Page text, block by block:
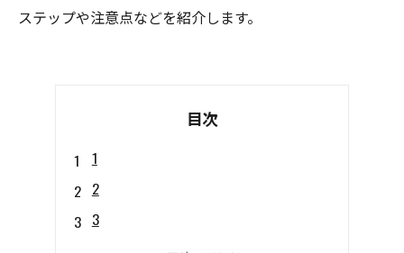
ステップや注意点などを紹介します。
目次
1
2
3